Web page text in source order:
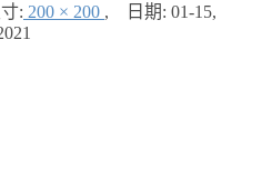
: 200 × 200 , 日期: 01-15,